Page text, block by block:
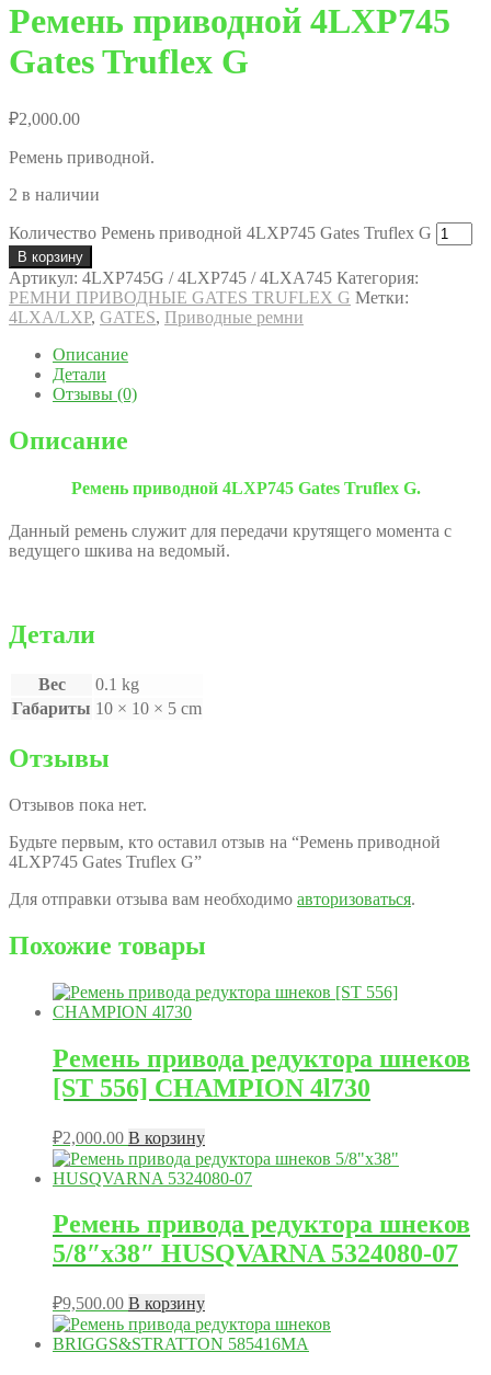
Ремень приводной 4LXP745
Gates Truflex G
₽2,000.00
Ремень приводной.
2 в наличии
Количество Ремень приводной 4LXP745 Gates Truflex G
В корзину
Артикул: 4LXP745G / 4LXP745 / 4LXA745 Категория:
РЕМНИ ПРИВОДНЫЕ GATES TRUFLEX G Метки:
4LXA/LXP, GATES, Приводные ремни
Описание
Детали
Отзывы (0)
Описание
Ремень приводной 4LXP745 Gates Truflex G.
Данный ремень служит для передачи крутящего момента с
ведущего шкива на ведомый.
Детали
Вес
0.1 kg
Габариты 10 × 10 × 5 cm
Отзывы
Отзывов пока нет.
Будьте первым, кто оставил отзыв на “Ремень приводной
4LXP745 Gates Truflex G”
Для отправки отзыва вам необходимо авторизоваться.
Похожие товары
Ремень привода редуктора шнеков
[ST 556] CHAMPION 4l730
₽2,000.00 В корзину
Ремень привода редуктора шнеков
5/8″x38″ HUSQVARNA 5324080-07
₽9,500.00 В корзину